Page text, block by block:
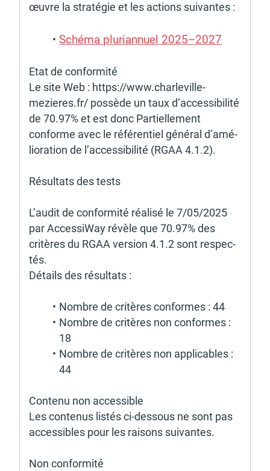
œuvre la stra­té­gie et les actions suivantes :
Schéma pluri­an­nuel 2025–2027
Etat de confor­mité
Le site Web : https://www.char­le­ville-
mezieres.fr/ possède un taux d’ac­ces­si­bi­lité
de 70.97% et est donc Partiel­le­ment
conforme avec le réfé­ren­tiel géné­ral d’amé­
lio­ra­tion de l’ac­ces­si­bi­lité (RGAA 4.1.2).
Résul­tats des tests
L’au­dit de confor­mité réalisé le 7/05/2025
par Acces­si­Way révèle que 70.97% des
critères du RGAA version 4.1.2 sont respec­
tés.
Détails des résul­tats :
Nombre de critères conformes : 44
Nombre de critères non conformes :
18
Nombre de critères non appli­cables :
44
Contenu non acces­sible
Les conte­nus listés ci-dessous ne sont pas
acces­sibles pour les raisons suivantes.
Non confor­mité